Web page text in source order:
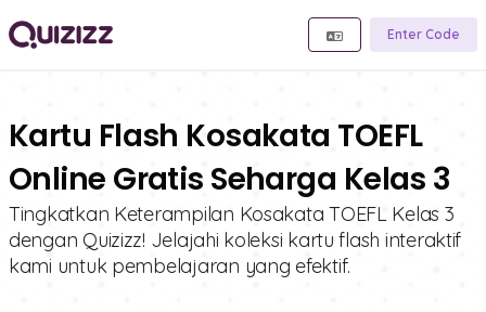
Enter Code
Kartu Flash Kosakata TOEFL
Online Gratis Seharga Kelas 3
Tingkatkan Keterampilan Kosakata TOEFL Kelas 3
dengan Quizizz! Jelajahi koleksi kartu flash interaktif
kami untuk pembelajaran yang efektif.